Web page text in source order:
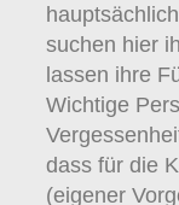
suchen hier
lassen ihre
Wichtige
dass für die
(eigener